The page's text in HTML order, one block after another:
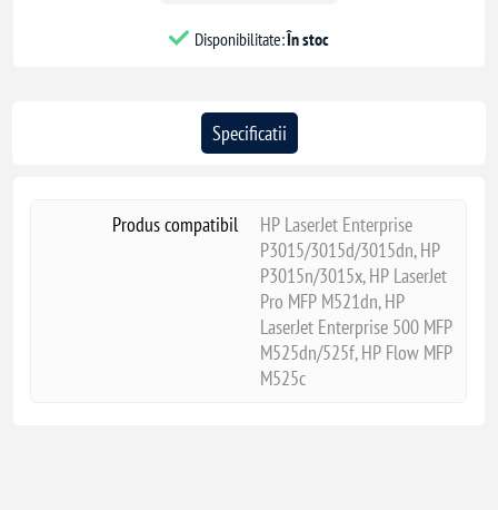
Disponibilitate:În stoc
Specificatii
Produs compatibil
HP LaserJet Enterprise
P3015/3015d/3015dn, HP
P3015n/3015x, HP LaserJet
Pro MFP M521dn, HP
LaserJet Enterprise 500 MFP
M525dn/525f, HP Flow MFP
M525c